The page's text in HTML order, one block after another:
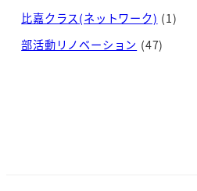
比嘉クラス(ネットワーク) (1)
部活動リノベーション (47)